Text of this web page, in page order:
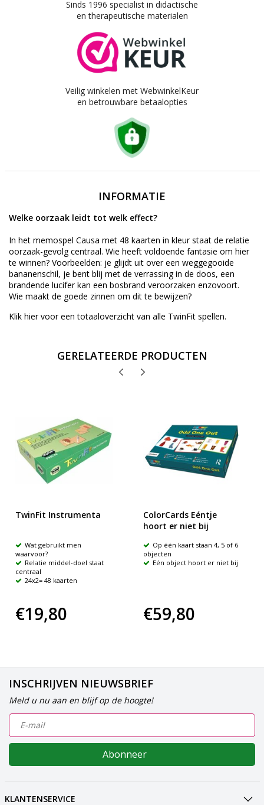
Sinds 1996 specialist in didactische
en therapeutische materialen
Veilig winkelen met WebwinkelKeur
en betrouwbare betaalopties
INFORMATIE
Welke oorzaak leidt tot welk effect?
In het memospel Causa met 48 kaarten in kleur staat de relatie
oorzaak-gevolg centraal. Wie heeft voldoende fantasie om hier
te winnen? Voorbeelden: je glijdt uit over een weggegooide
bananenschil, je bent blij met de verrassing in de doos, een
brandende lucifer kan een bosbrand veroorzaken enzovoort.
Wie maakt de goede zinnen om dit te bewijzen?
Klik hiervoor een totaaloverzicht van alle TwinFit spellen.
GERELATEERDE PRODUCTEN
TwinFit Instrumenta
Wat gebruikt men
waarvoor?
Relatie middel-doel staat
centraal
24x2= 48 kaarten
€19,80
ColorCards Eéntje
hoort er niet bij
Op één kaart staan 4, 5 of 6
objecten
Eén object hoort er niet bij
€59,80
INSCHRIJVEN NIEUWSBRIEF
Meld u nu aan en blijf op de hoogte!
Abonneer
KLANTENSERVICE